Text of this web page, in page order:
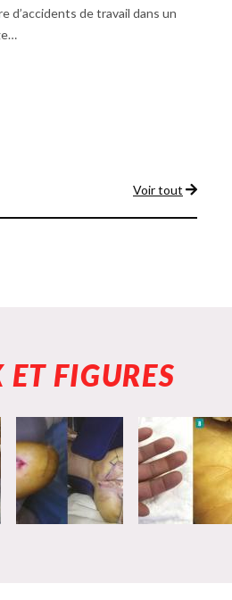
d’accidents de travail dans un
Voir tout
FIGURES